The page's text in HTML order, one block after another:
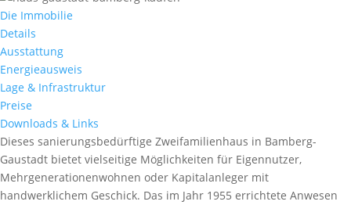
Die Immobilie
Details
Ausstattung
Energieausweis
Lage & Infrastruktur
Preise
Downloads & Links
Dieses sanierungsbedürftige Zweifamilienhaus in Bamberg-
Gaustadt bietet vielseitige Möglichkeiten für Eigennutzer,
Mehrgenerationenwohnen oder Kapitalanleger mit
handwerklichem Geschick. Das im Jahr 1955 errichtete Anwesen